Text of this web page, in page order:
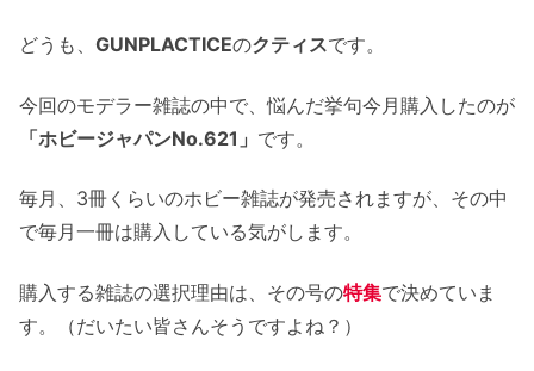
どうも、 GUNPLACTICEのクティスです。
今回のモデラー雑誌の中で、悩んだ挙句今月購入したのが
「ホビージャパンNo.621」 です。
毎月、3冊くらいのホビー雑誌が発売されますが、その中
で毎月一冊は購入している気がします。
購入する雑誌の選択理由は、その号の特集で決めていま
す。（だいたい皆さんそうですよね？）